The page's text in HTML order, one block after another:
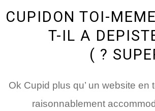
CUPIDON TOI-
T-IL A
Ok Cupid plus qu’ un website en
raisonnablement